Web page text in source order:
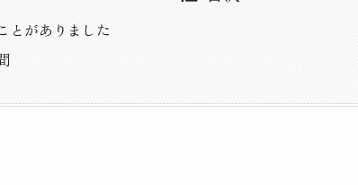
とがありました